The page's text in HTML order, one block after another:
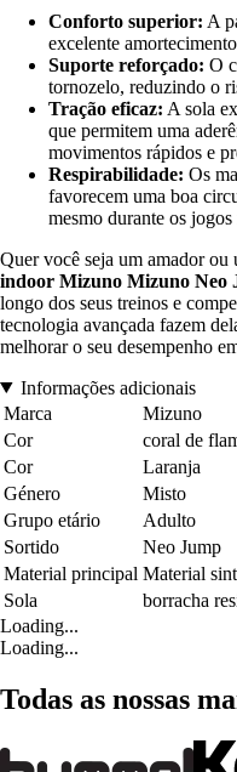
Conforto superior: A
excelente
Suporte reforçado: O
tornozelo, reduzindo o
Tração eficaz: A sola
que permitem uma
movimentos rápidos e
Respirabilidade: Os
favorecem uma boa
mesmo durante os jogos
Quer você seja um amador
indoor Mizuno Mizuno Neo
longo dos seus treinos e
tecnologia avançada fazem
melhorar o seu desempenho
Informações adicionais
Marca
Mizuno
Cor
coral de
Cor
Laranja
Género
Misto
Grupo etário
Adulto
Sortido
Neo Jump
Material principal Material
Sola
borracha
Loading...
Loading...
Todas as nossas